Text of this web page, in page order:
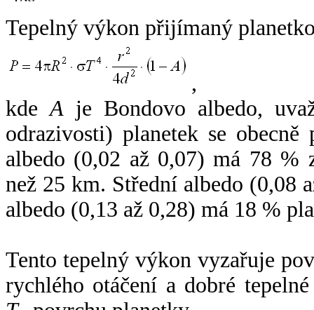
Tepelný výkon přijímaný
,
kdeA je Bondovo albedo,
odrazivosti) planetek se
albedo (0,02 až 0,07) má 78 %
než 25 km. Střední albedo (0,08
albedo (0,13 až 0,28) má 18 %
Tento tepelný výkon vyzařuje
rychlého otáčení a dobré